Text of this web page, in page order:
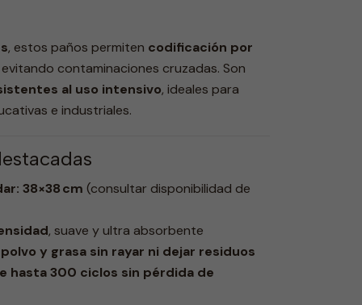
, estos paños permiten codificación por
evitando contaminaciones cruzadas. Son
al uso intensivo, ideales para
e industriales.
38×38 cm (consultar disponibilidad de
, suave y ultra absorbente
y grasa sin rayar ni dejar residuos
hasta 300 ciclos sin pérdida de